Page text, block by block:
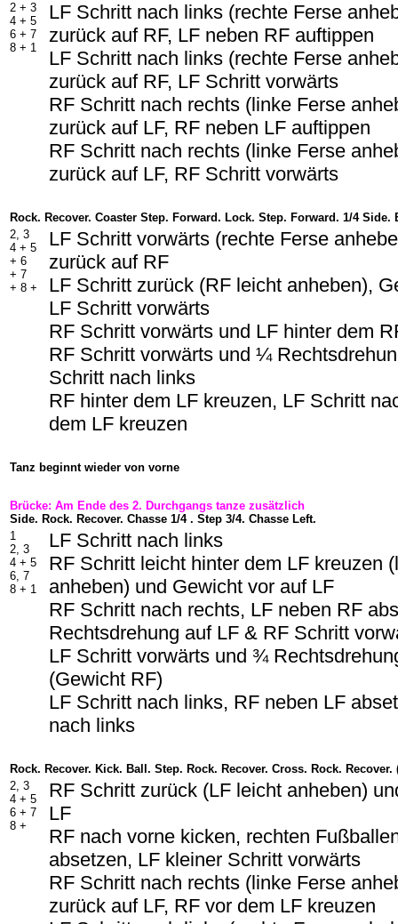
2 + 3
4 + 5
6 + 7
8 + 1
LF Schritt nach links (rechte Ferse
zurück auf RF, LF neben RF auftippen
LF Schritt nach links (rechte Ferse
zurück auf RF, LF Schritt vorwärts
RF Schritt nach rechts (linke Ferse
zurück auf LF, RF neben LF auftippen
RF Schritt nach rechts (linke Ferse
zurück auf LF, RF Schritt vorwärts
Rock. Recover. Coaster Step. Forward. Lock. Step. Forward. 1/4 Side.
2, 3
4 + 5
+ 6
+ 7
+ 8 +
LF Schritt vorwärts (rechte Ferse
zurück auf RF
LF Schritt zurück (RF leicht anheben),
LF Schritt vorwärts
RF Schritt vorwärts und LF hinter dem
RF Schritt vorwärts und ¼
Schritt nach links
RF hinter dem LF kreuzen, LF Schritt
dem LF kreuzen
Tanz beginnt wieder von vorne
Brücke: Am Ende des 2. Durchgangs tanze zusätzlich
Side. Rock. Recover. Chasse 1/4 . Step 3/4. Chasse Left.
1
2, 3
4 + 5
6, 7
8 + 1
LF Schritt nach links
RF Schritt leicht hinter dem LF kreuzen
anheben) und Gewicht vor auf LF
RF Schritt nach rechts, LF neben RF
Rechtsdrehung auf LF & RF Schritt
LF Schritt vorwärts und ¾
(Gewicht RF)
LF Schritt nach links, RF neben LF
nach links
Rock. Recover. Kick. Ball. Step. Rock. Recover. Cross. Rock. Recover.
2, 3
4 + 5
6 + 7
8 +
RF Schritt zurück (LF leicht anheben)
LF
RF nach vorne kicken, rechten
absetzen, LF kleiner Schritt vorwärts
RF Schritt nach rechts (linke Ferse
zurück auf LF, RF vor dem LF kreuzen